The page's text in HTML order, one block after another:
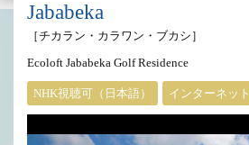
Jababeka
［チカラン・カラワン・ブカシ］
Ecoloft Jababeka Golf Residence
NHK視聴可（日本語） インターネット